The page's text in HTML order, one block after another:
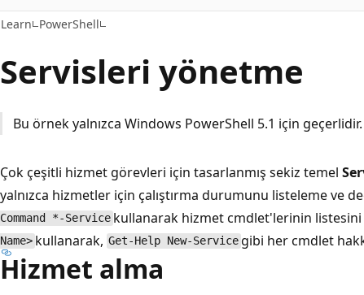
Learn PowerShell
Servisleri yönetme
Bu örnek yalnızca Windows PowerShell 5.1 için geçerlidir.
Çok çeşitli hizmet görevleri için tasarlanmış sekiz temel
yalnızca hizmetler için çalıştırma durumunu listeleme ve
Command *-Service kullanarak hizmet cmdlet'lerinin
Name> kullanarak, Get-Help New-Service gibi her cmdlet
Hizmet alma